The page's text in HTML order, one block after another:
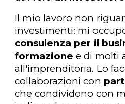
Il mio lavoro non
investimenti: mi
consulenza per il
formazione e di molti
all'imprenditoria. Lo
collaborazioni con
che condividono con